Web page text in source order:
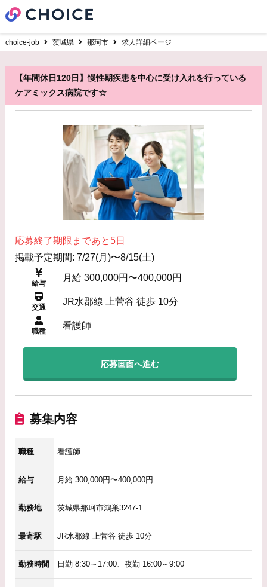
choice-job 茨城県 那珂市 求人詳細ページ
【年間休日120日】慢性期疾患を中心に受け入れを行っている
ケアミックス病院です☆
応募終了期限まであと5日
掲載予定期間: 7/27(月)〜8/15(土)
給与
月給 300,000円〜400,000円
交通
JR水郡線 上菅谷 徒歩 10分
職種
看護師
応募画面へ進む
募集内容
職種 看護師
給与 月給 300,000円〜400,000円
勤務地 茨城県那珂市鴻巣3247-1
最寄駅 JR水郡線 上菅谷 徒歩 10分
勤務時間 日勤 8:30～17:00、夜勤 16:00～9:00